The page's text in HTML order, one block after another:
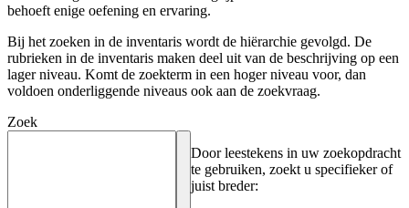
behoeft enige oefening en ervaring.
Bij het zoeken in de inventaris wordt de hiërarchie gevolgd. De
rubrieken in de inventaris maken deel uit van de beschrijving op een
lager niveau. Komt de zoekterm in een hoger niveau voor, dan
voldoen onderliggende niveaus ook aan de zoekvraag.
Zoek
Door leestekens in uw zoekopdracht
te gebruiken, zoekt u specifieker of
juist breder: